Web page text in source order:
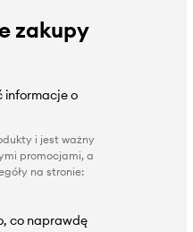
zakupy
informacje o
i jest ważny
promocjami, a
na stronie:
co naprawdę